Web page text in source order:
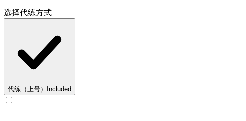
选择代练方式
代练（上号） Included